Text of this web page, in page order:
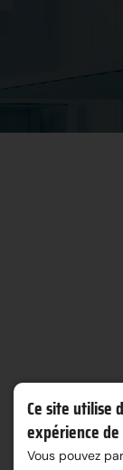
Ce site utilise
expérience
Vous pouvez